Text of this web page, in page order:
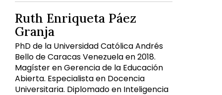
Ruth Enriqueta Páez
Granja
PhD de la Universidad Católica Andrés
Bello de Caracas Venezuela en 2018.
Magíster en Gerencia de la Educación
Abierta. Especialista en Docencia
Universitaria. Diplomado en Inteligencia